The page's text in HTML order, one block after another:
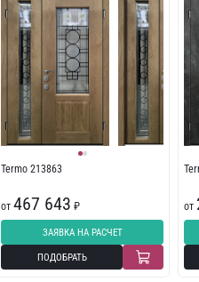
Termo 213863
от467 643 ₽
ЗАЯВКА НА РАСЧЕТ
ПОДОБРАТЬ
от